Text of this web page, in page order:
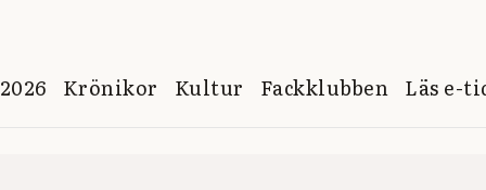
Krönikor Kultur Fackklubben Läs e-